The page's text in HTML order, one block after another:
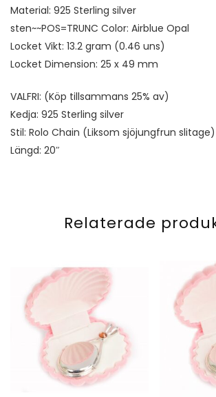
Material: 925 Sterling silver
sten~~POS=TRUNC Color: Airblue Opal
Locket Vikt: 13.2 gram (0.46 uns)
Locket Dimension: 25 x 49 mm
VALFRI: (Köp tillsammans 25% av)
Kedja: 925 Sterling silver
Stil: Rolo Chain (Liksom sjöjungfrun slitage)
Längd: 20″
Relaterade